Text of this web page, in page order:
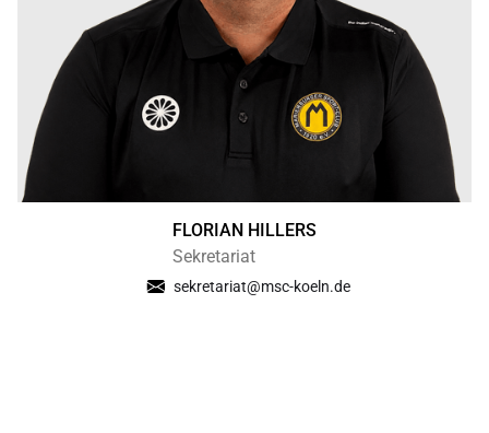
FLORIAN HILLERS
Sekretariat
sekretariat@msc-koeln.de